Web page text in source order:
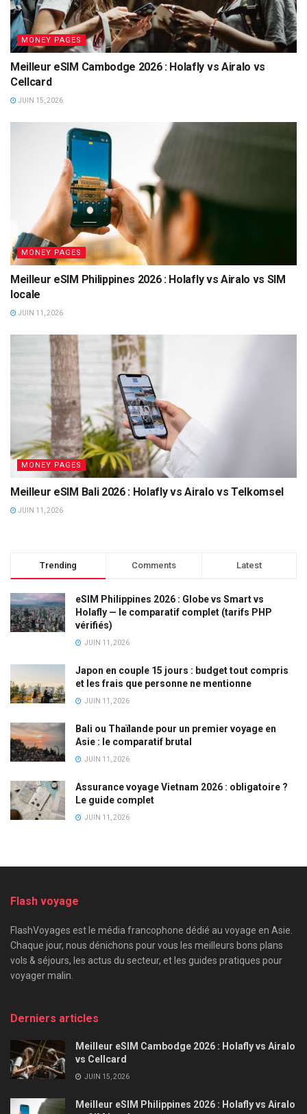
MONEY PAGES
Meilleur eSIM Cambodge 2026 : Holafly vs Airalo vs
Cellcard
JUIN 15, 2026
MONEY PAGES
Meilleur eSIM Philippines 2026 : Holafly vs Airalo vs SIM
locale
JUIN 11, 2026
MONEY PAGES
Meilleur eSIM Bali 2026 : Holafly vs Airalo vs Telkomsel
JUIN 11, 2026
Trending Comments Latest
eSIM Philippines 2026 : Globe vs Smart vs
Holafly — le comparatif complet (tarifs PHP
vérifiés)
JUIN 11, 2026
Japon en couple 15 jours : budget tout compris
et les frais que personne ne mentionne
JUIN 11, 2026
Bali ou Thaïlande pour un premier voyage en
Asie : le comparatif brutal
JUIN 11, 2026
Assurance voyage Vietnam 2026 : obligatoire ?
Le guide complet
JUIN 11, 2026
Flash voyage
FlashVoyages est le média francophone dédié au voyage en Asie.
Chaque jour, nous dénichons pour vous les meilleurs bons plans
vols & séjours, les actus du secteur, et les guides pratiques pour
voyager malin.
Derniers articles
Meilleur eSIM Cambodge 2026 : Holafly vs Airalo
vs Cellcard
JUIN 15, 2026
Meilleur eSIM Philippines 2026 : Holafly vs Airalo